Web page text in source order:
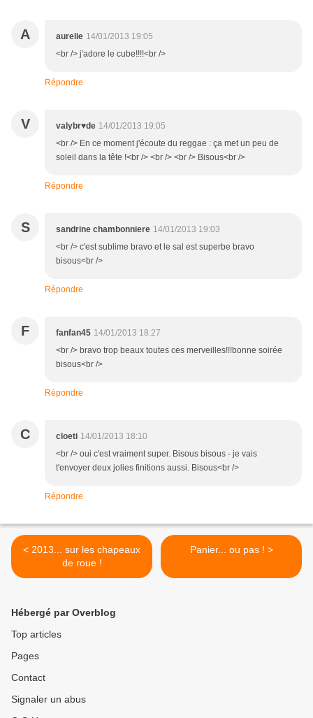
A aurelie 14/01/2013 19:05
<br /> j'adore le cube!!!!<br />
Répondre
V valybr♥de 14/01/2013 19:05
<br /> En ce moment j'écoute du reggae : ça met un peu de
soleil dans la tête !<br /> <br /> <br /> Bisous<br />
Répondre
S sandrine chambonniere 14/01/2013 19:03
<br /> c'est sublime bravo et le sal est superbe bravo
bisous<br />
Répondre
F fanfan45 14/01/2013 18:27
<br /> bravo trop beaux toutes ces merveilles!!!bonne soirée
bisous<br />
Répondre
C cloeti 14/01/2013 18:10
<br /> oui c'est vraiment super. Bisous bisous - je vais
t'envoyer deux jolies finitions aussi. Bisous<br />
Répondre
< 2013... sur les chapeaux
de roue !
Panier... ou pas ! >
Hébergé par Overblog
Top articles
Pages
Contact
Signaler un abus